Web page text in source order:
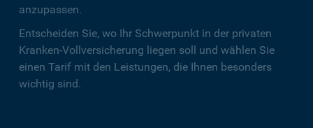
anzupassen.
Entscheiden Sie, wo Ihr Schwerpunkt in der privaten
Kranken-Vollversicherung liegen soll und wählen Sie
einen Tarif mit den Leistungen, die Ihnen besonders
wichtig sind.